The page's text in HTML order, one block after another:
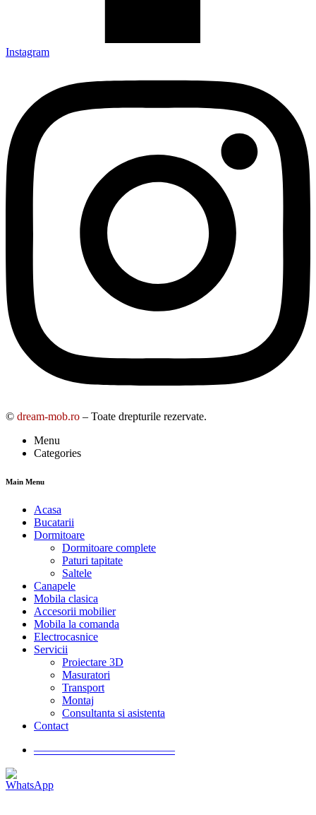
Instagram
© dream-mob.ro – Toate drepturile rezervate.
Menu
Categories
Main Menu
Acasa
Bucatarii
Dormitoare
Dormitoare complete
Paturi tapitate
Saltele
Canapele
Mobila clasica
Accesorii mobilier
Mobila la comanda
Electrocasnice
Servicii
Proiectare 3D
Masuratori
Transport
Montaj
Consultanta si asistenta
Contact
————————————–